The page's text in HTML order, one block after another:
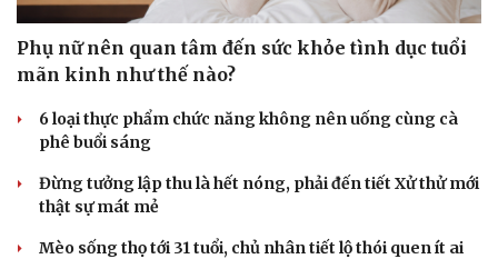
Phụ nữ nên quan tâm đến sức khỏe tình dục tuổi
mãn kinh như thế nào?
6 loại thực phẩm chức năng không nên uống cùng cà
phê buổi sáng
Đừng tưởng lập thu là hết nóng, phải đến tiết Xử thử mới
thật sự mát mẻ
Mèo sống thọ tới 31 tuổi, chủ nhân tiết lộ thói quen ít ai